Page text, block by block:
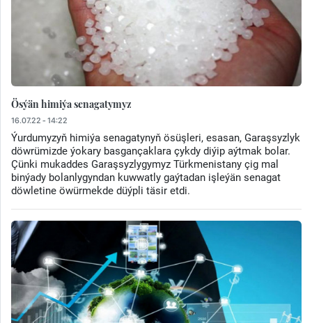
Ösýän himiýa senagatymyz
16.07.22 - 14:22
Ýurdumyzyň himiýa senagatynyň ösüşleri, esasan, Garaşsyzlyk
döwrümizde ýokary basgançaklara çykdy diýip aýtmak bolar.
Çünki mukaddes Garaşsyzlygymyz Türkmenistany çig mal
binýady bolanlygyndan kuwwatly gaýtadan işleýän senagat
döwletine öwürmekde düýpli täsir etdi.